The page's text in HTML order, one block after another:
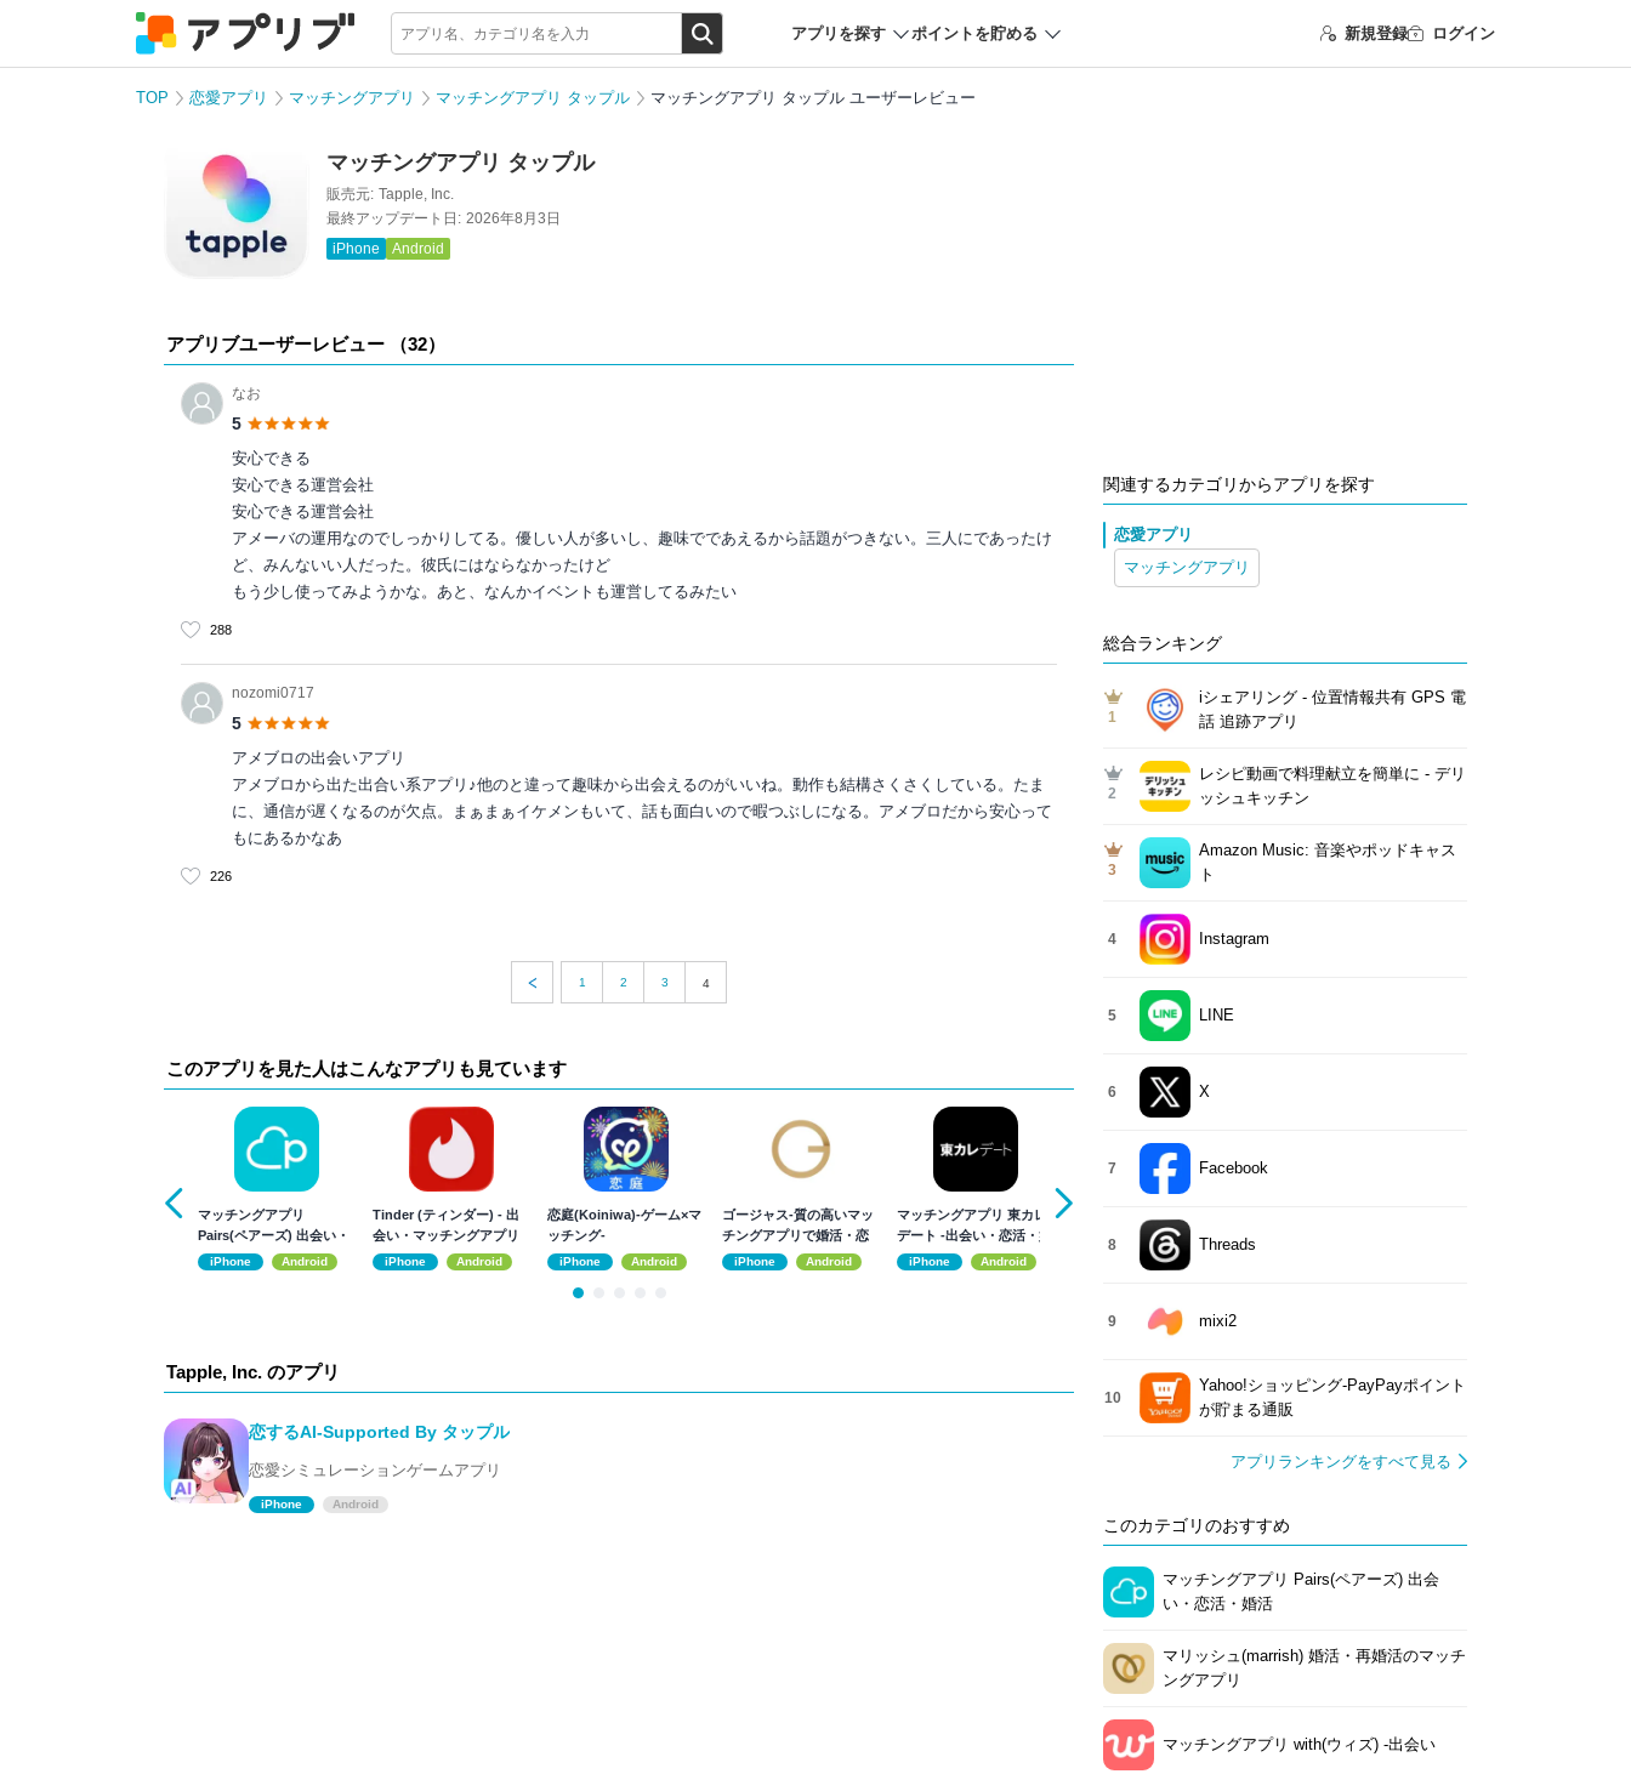
アプリを探す ポイントを貯める 新規登録 ログイン
TOP 恋愛アプリ マッチングアプリ マッチングアプリ タップル マッチングアプリ タップル ユーザーレビュー
マッチングアプリ タップル
販売元: Tapple, Inc.
最終アップデート日: 2026年8月3日
iPhone
Android
アプリブユーザーレビュー （32）
なお
5
安心できる
安心できる運営会社
安心できる運営会社
アメーバの運用なのでしっかりしてる。優しい人が多いし、趣味でであえるから話題がつきない。三人にであったけ
ど、みんないい人だった。彼氏にはならなかったけど
もう少し使ってみようかな。あと、なんかイベントも運営してるみたい
288
nozomi0717
5
アメブロの出会いアプリ
アメブロから出た出合い系アプリ♪他のと違って趣味から出会えるのがいいね。動作も結構さくさくしている。たま
に、通信が遅くなるのが欠点。まぁまぁイケメンもいて、話も面白いので暇つぶしになる。アメブロだから安心って
もにあるかなあ
226
1 2 3 4
このアプリを見た人はこんなアプリも見ています
マッチングアプリ
Pairs(ペアーズ) 出会い・
恋活・婚活
iPhone Android
Tinder (ティンダー) - 出
会い・マッチングアプリ
iPhone Android
恋庭(Koiniwa)-ゲーム×マ
ッチング-
iPhone Android
ゴージャス-質の高いマッ
チングアプリで婚活・恋
活、出会い
iPhone Android
マッチングアプリ 東カレ
デート -出会い・恋活・婚
活iPhone Android
ッチングアプリ+相席ラウ
Android
チングアプリ(マッチン
Tapple, Inc. のアプリ
恋するAI-Supported By タップル
恋愛シミュレーションゲームアプリ
iPhone Android
関連するカテゴリからアプリを探す
恋愛アプリ
マッチングアプリ
総合ランキング
1
iシェアリング - 位置情報共有 GPS 電
話 追跡アプリ
2
レシピ動画で料理献立を簡単‪に - デリ
ッシュキッチン
3
Amazon Music: 音楽やポッドキャス
ト
4 Instagram
5 LINE
6 X
7 Facebook
8 Threads
9 mixi2
10
Yahoo!ショッピング-PayPayポイント
が貯まる通販
アプリランキングをすべて見る
このカテゴリのおすすめ
マッチングアプリ Pairs(ペアーズ) 出会
い・恋活・婚活
マリッシュ(marrish) 婚活・再婚活のマッチ
ングアプリ
マッチングアプリ with(ウィズ) -出会い